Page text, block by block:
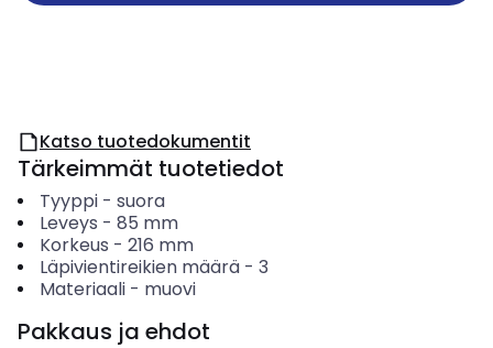
Katso tuotedokumentit
Tärkeimmät tuotetiedot
Tyyppi- suora
Leveys - 85 mm
Korkeus - 216 mm
Läpivientireikien määrä- 3
Materiaali- muovi
Pakkaus ja ehdot